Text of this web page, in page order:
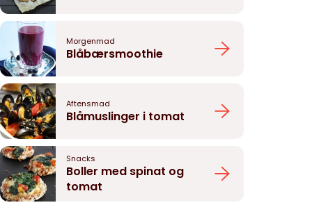
Morgenmad
Blåbærsmoothie
Aftensmad
Blåmuslinger i tomat
Snacks
Boller med spinat og
tomat